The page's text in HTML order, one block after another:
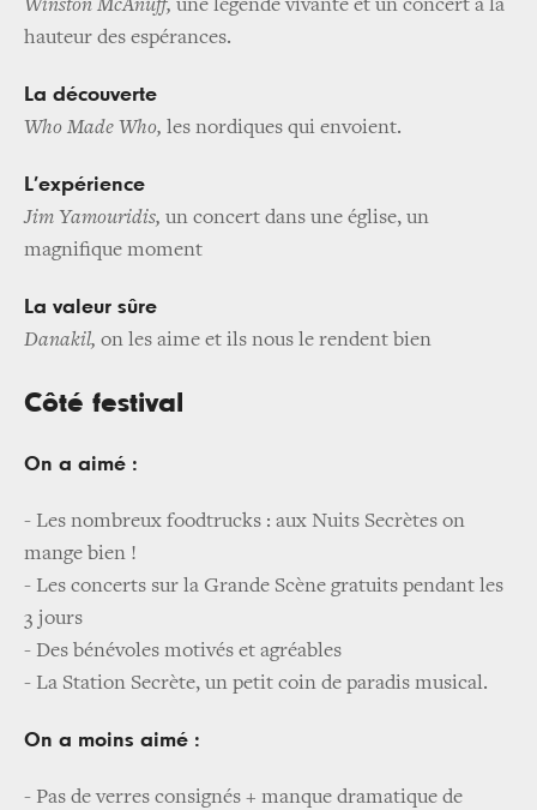
Winston McAnuff, une légende vivante et un concert à la
hauteur des espérances.
La découverte
Who Made Who, les nordiques qui envoient.
L’expérience
Jim Yamouridis, un concert dans une église, un
magnifique moment
La valeur sûre
Danakil, on les aime et ils nous le rendent bien
Côté festival
On a aimé :
- Les nombreux foodtrucks : aux Nuits Secrètes on
mange bien !
- Les concerts sur la Grande Scène gratuits pendant les
3 jours
- Des bénévoles motivés et agréables
- La Station Secrète, un petit coin de paradis musical.
On a moins aimé :
- Pas de verres consignés + manque dramatique de